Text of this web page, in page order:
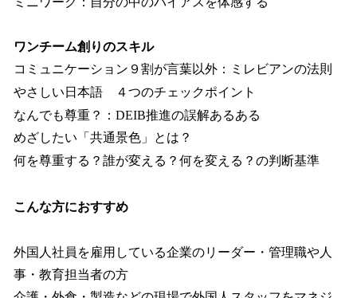
ワンチーム創りのスキル
コミュニケーション９割が言葉以外：ミレビアンの法則
やさしい日本語 ４つのチェックポイント
なんでも尊重？：DEIB推進の誤解あるある
めざしたい「共通景色」とは？
何を尊重する？誰が変える？何を変える？の判断基準
こんな方におすすめ
外国人社員を雇用している企業のリーダー・管理職や人
事・教育担当者の方